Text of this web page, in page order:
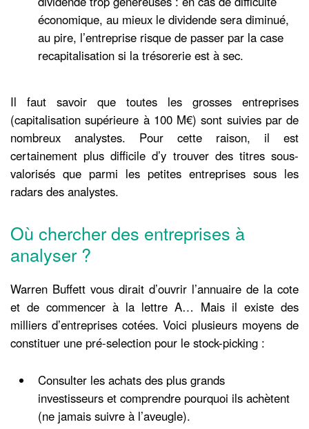
économique, au mieux le dividende sera diminué,
au pire, l’entreprise risque de passer par la case
recapitalisation si la trésorerie est à sec.
Il faut savoir que toutes les grosses entreprises
(capitalisation supérieure à 100 M€) sont suivies par de
nombreux analystes. Pour cette raison, il est
certainement plus difficile d’y trouver des titres sous-
valorisés que parmi les petites entreprises sous les
radars des analystes.
Où chercher des entreprises à
analyser ?
Warren Buffett vous dirait d’ouvrir l’annuaire de la cote
et de commencer à la lettre A… Mais il existe des
milliers d’entreprises cotées. Voici plusieurs moyens de
constituer une pré-selection pour le stock-picking :
Consulter les achats des plus grands
investisseurs et comprendre pourquoi ils achètent
(ne jamais suivre à l’aveugle).